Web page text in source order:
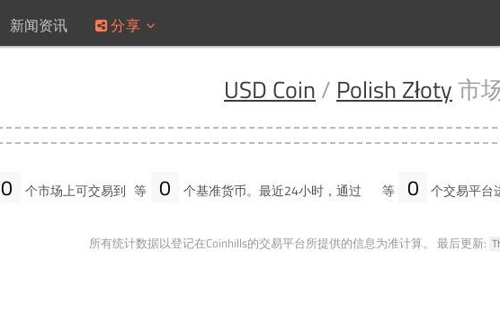
新闻资讯 分享
USD Coin / Polish Złoty市
0 个市场上可交易到 等 0 个基准货币。最近24小时，通过 等 0 个交易平台
所有统计数据以登记在Coinhills的交易平台所提供的信息为准计算。 最后更新: